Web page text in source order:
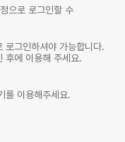
으로 로그인할 수
로그인하셔야 가능합니다.
후에 이용해 주세요.
를 이용해주세요.